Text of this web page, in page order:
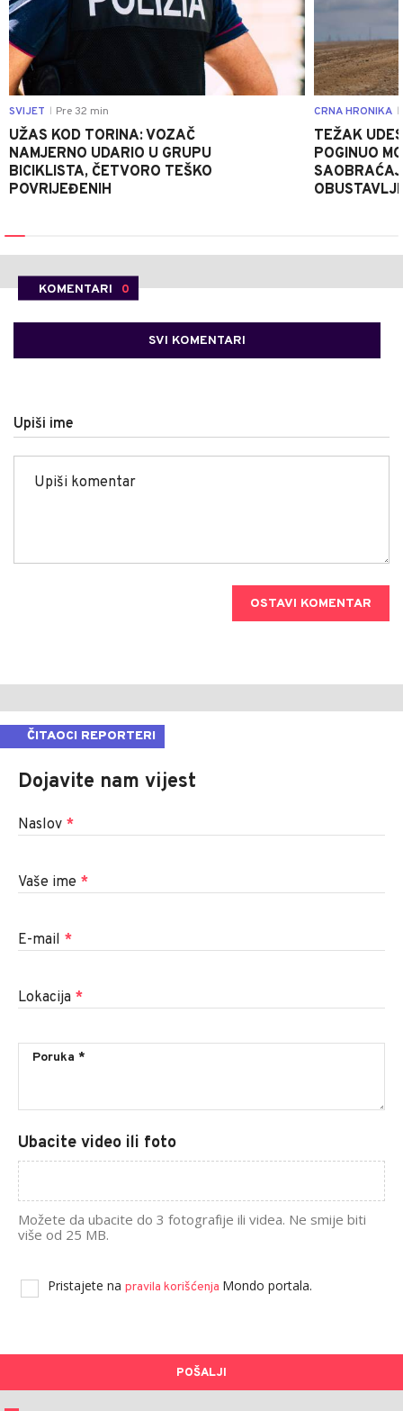
SVIJET Pre 32 min
UŽAS KOD TORINA: VOZAČ
NAMJERNO UDARIO U GRUPU
BICIKLISTA, ČETVORO TEŠKO
POVRIJEĐENIH
CRNA HRONIKA
TEŽAK
POGINUO
KOMENTARI 0
SVI KOMENTARI
Upiši ime
OSTAVI KOMENTAR
ČITAOCI REPORTERI
Dojavite nam vijest
Naslov *
Vaše ime *
E-mail *
Lokacija *
Ubacite video ili foto
Možete da ubacite do 3 fotografije ili videa. Ne smije biti
više od 25 MB.
Pristajete na pravila korišćenja Mondo portala.
POŠALJI